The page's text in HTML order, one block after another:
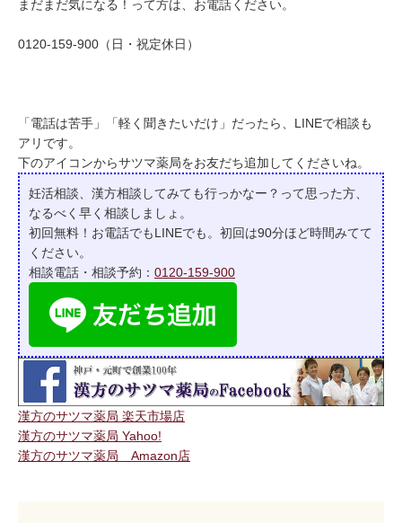
まだまだ気になる！って方は、お電話ください。
0120-159-900（日・祝定休日）
「電話は苦手」「軽く聞きたいだけ」だったら、LINEで相談も
アリです。
下のアイコンからサツマ薬局をお友だち追加してくださいね。
妊活相談、漢方相談してみても行っかなー？って思った方、
なるべく早く相談しましょ。
初回無料！お電話でもLINEでも。初回は90分ほど時間みてて
ください。
相談電話・相談予約： 0120-159-900
漢方のサツマ薬局 楽天市場店
漢方のサツマ薬局 Yahoo!
漢方のサツマ薬局 Amazon店